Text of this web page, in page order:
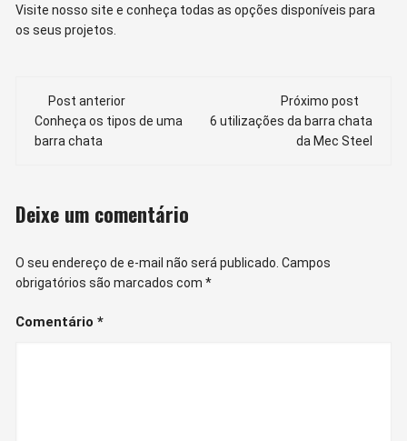
Visite nosso site e conheça todas as opções disponíveis para
os seus projetos.
Navegação
de
Post anterior
Conheça os tipos de uma
barra chata
Próximo post
6 utilizações da barra chata
da Mec Steel
Deixe um comentário
O seu endereço de e-mail não será publicado. Campos
obrigatórios são marcados com*
Comentário*